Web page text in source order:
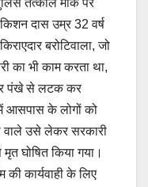
दास उम्र 32 वर्ष
बरोटिवाला, जो
का भी काम करता था,
पंखे से लटक कर
आसपास के लोगों को
उसे लेकर सरकारी
घोषित किया गया।
की कार्यवाही के लिए